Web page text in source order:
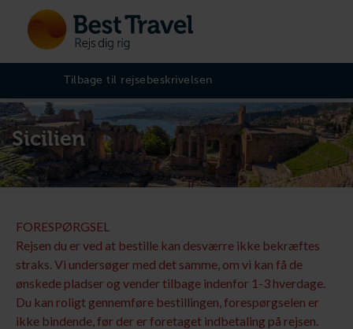
Tilbage til rejsebeskrivelsen
Sicilien
FORESPØRGSEL
Rejsen du er ved at bestille kan desværre ikke bekræftes
straks. Vi undersøger med det samme, om vi kan få de
ønskede pladser og vender tilbage indenfor 1-3 hverdage.
Du kan roligt gennemføre bestillingen, forespørgselen er
ikke bindende, før der er foretaget indbetaling på rejsen.